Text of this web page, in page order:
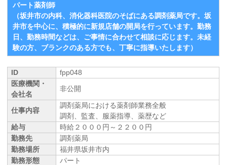
パート薬剤師
（坂井市の内科、消化器科医院のそばにある調剤薬局です。坂
井市を中心に、積極的に新規店舗の開局を行っています。勤務
日、勤務時間などは、ご事情に合わせて相談に応じます。未経
験の方、ブランクのある方でも、丁寧に指導いたします）
ID
fpp048
医療機関・
会社名
非公開
仕事内容
調剤薬局における薬剤師業務全般
調剤、監査、服薬指導、薬歴など
給与
時給２０００円～２２００円
勤務先
調剤薬局
勤務場所
福井県坂井市内
勤務形態
パート